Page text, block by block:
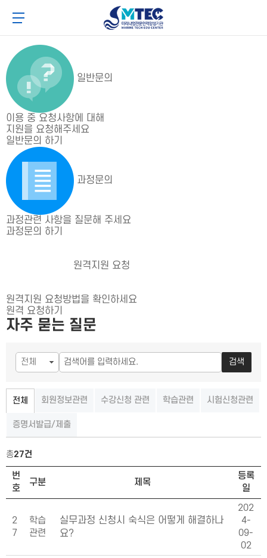
로
로
메뉴 버튼
4CSoft
일반문의
이용 중 요청사항에 대해
지원을 요청해주세요
일반문의 하기
과정문의
과정관련 사항을 질문해 주세요
과정문의 하기
원격지원 요청
원격지원 요청방법을 확인하세요
원격 요청하기
자주 묻는 질문
검색
전체 회원정보관련 수강신청 관련 학습관련 시험신청관련
증명서발급/제출
총27건
FAQ 목록
번
호
구분 제목
등록
일
2
7
학습
관련
실무과정 신청시 숙식은 어떻게 해결하나
요?
202
4-
09-
02